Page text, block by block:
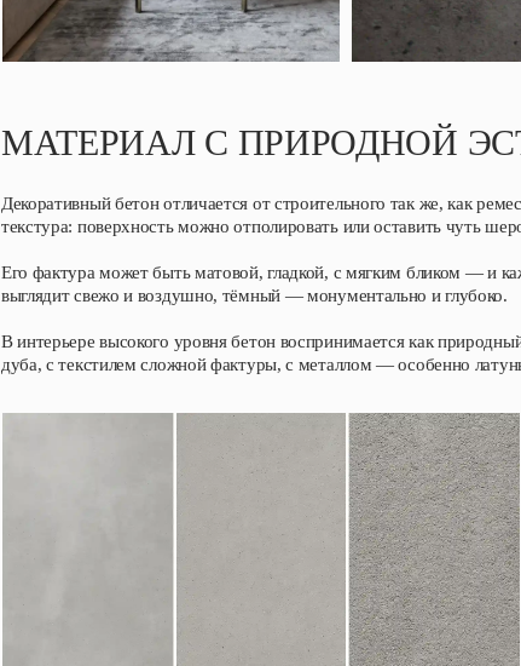
МАТЕРИАЛ С ПРИРОДНОЙ
Декоративный бетон отличается от строительного так же, как
текстура: поверхность можно отполировать или оставить чуть
Его фактура может быть матовой, гладкой, с мягким бликом — и
выглядит свежо и воздушно, тёмный — монументально и глубоко.
В интерьере высокого уровня бетон воспринимается как
дуба, с текстилем сложной фактуры, с металлом — особенно